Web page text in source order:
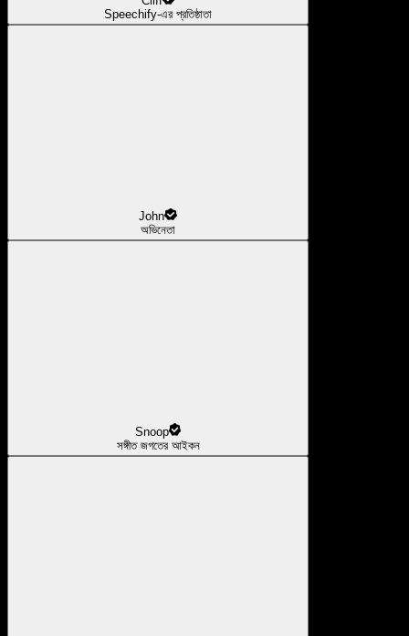
Speechify-এর প্রতিষ্ঠাতা
John
অভিনেতা
Snoop
সঙ্গীত জগতের আইকন